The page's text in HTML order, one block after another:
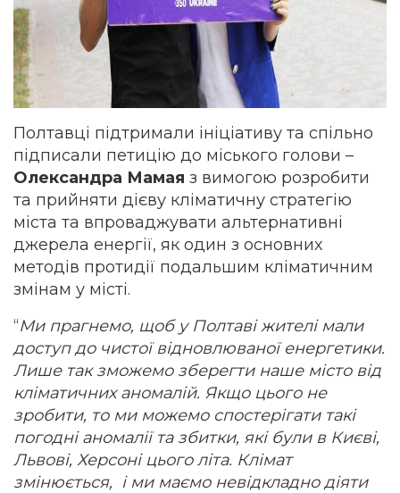
Полтавці підтримали ініціативу та спільно
підписали петицію до міського голови –
Олександра Мамая з вимогою розробити
та прийняти дієву кліматичну стратегію
міста та впроваджувати альтернативні
джерела енергії, як один з основних
методів протидії подальшим кліматичним
змінам у місті.
“Ми прагнемо, щоб у Полтаві жителі мали
доступ до чистої відновлюваної енергетики.
Лише так зможемо зберегти наше місто від
кліматичних аномалій. Якщо цього не
зробити, то ми можемо спостерігати такі
погодні аномалії та збитки, які були в Києві,
Львові, Херсоні цього літа. Клімат
змінюється, і ми маємо невідкладно діяти